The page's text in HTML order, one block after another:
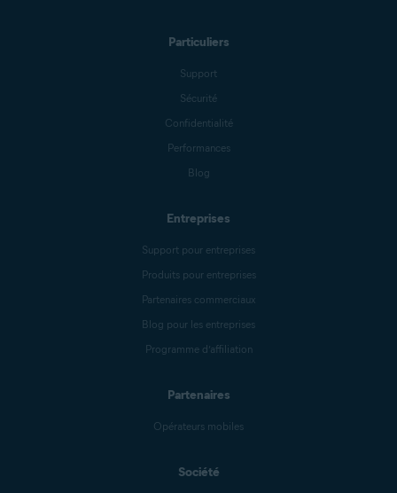
Particuliers
Support
Sécurité
Confidentialité
Performances
Blog
Entreprises
Support pour entreprises
Produits pour entreprises
Partenaires commerciaux
Blog pour les entreprises
Programme d’affiliation
Partenaires
Opérateurs mobiles
Société